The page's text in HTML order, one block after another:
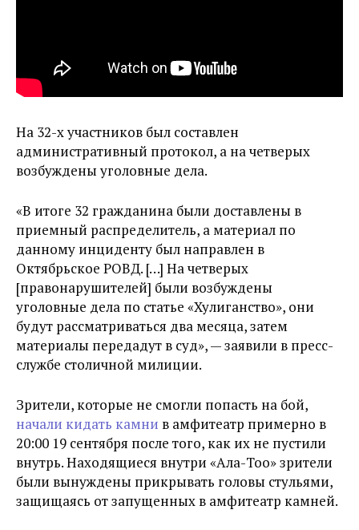
На 32-х участников был составлен
административный протокол, а на четверых
возбуждены уголовные дела.
«В итоге 32 гражданина были доставлены в
приемный распределитель, а материал по
данному инциденту был направлен в
Октябрьское РОВД. […] На четверых
[правонарушителей] были возбуждены
уголовные дела по статье «Хулиганство», они
будут рассматриваться два месяца, затем
материалы передадут в суд», — заявили в пресс-
службе столичной милиции.
Зрители, которые не смогли попасть на бой,
начали кидать камни в амфитеатр примерно в
20:00 19 сентября после того, как их не пустили
внутрь. Находящиеся внутри «Ала-Тоо» зрители
были вынуждены прикрывать головы стульями,
защищаясь от запущенных в амфитеатр камней.